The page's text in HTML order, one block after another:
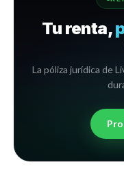
Tu renta,
La póliza jurídica de